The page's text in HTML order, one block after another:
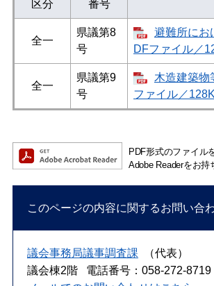
区分 番号
全一
県議第8
号
避難所にお
DFファイル／
全一
県議第9
号
木造建築物
ファイル／
PDF形式のファイル
Adobe Readerをお
このページの内容に関するお問い合
議会事務局議事調査課
（代表）
議会棟2階
電話番号：058-272-8719